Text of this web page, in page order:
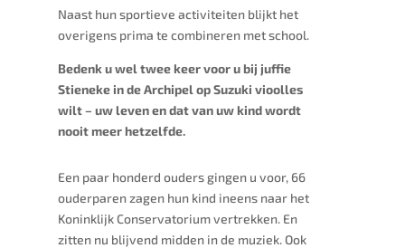
Naast hun sportieve activiteiten blijkt het
overigens prima te combineren met school.
Bedenk u wel twee keer voor u bij juffie
Stieneke in de Archipel op Suzuki vioolles
wilt – uw leven en dat van uw kind wordt
nooit meer hetzelfde.
Een paar honderd ouders gingen u voor, 66
ouderparen zagen hun kind ineens naar het
Koninklijk Conservatorium vertrekken. En
zitten nu blijvend midden in de muziek. Ook